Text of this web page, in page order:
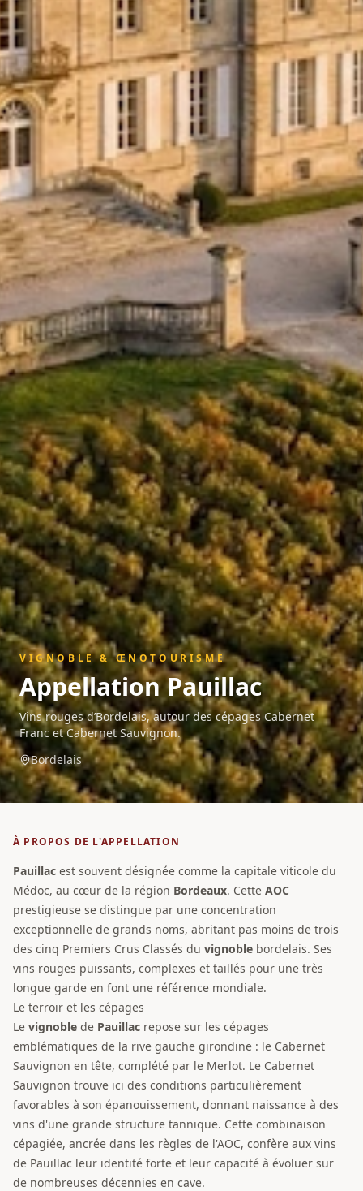
VIGNOBLE & ŒNOTOURISME
AppellationPauillac
Vins rouges d’Bordelais, autour des cépages Cabernet
Franc et Cabernet Sauvignon.
Bordelais
À PROPOS DE L'APPELLATION
Pauillac est souvent désignée comme la capitale viticole du
Médoc, au cœur de la région Bordeaux. Cette AOC
prestigieuse se distingue par une concentration
exceptionnelle de grands noms, abritant pas moins de trois
des cinq Premiers Crus Classés du vignoble bordelais. Ses
vins rouges puissants, complexes et taillés pour une très
longue garde en font une référence mondiale.
Le terroir et les cépages
Le vignoble de Pauillac repose sur les cépages
emblématiques de la rive gauche girondine : le Cabernet
Sauvignon en tête, complété par le Merlot. Le Cabernet
Sauvignon trouve ici des conditions particulièrement
favorables à son épanouissement, donnant naissance à des
vins d'une grande structure tannique. Cette combinaison
cépagiée, ancrée dans les règles de l'AOC, confère aux vins
de Pauillac leur identité forte et leur capacité à évoluer sur
de nombreuses décennies en cave.